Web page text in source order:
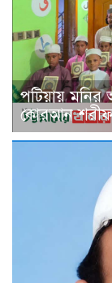
পটিয়ায়
কোরআন